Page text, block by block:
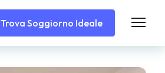
Trova Soggiorno Ideale